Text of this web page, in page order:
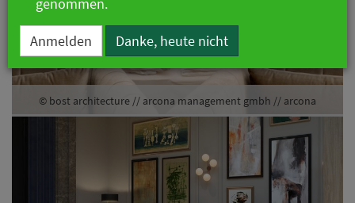
// arcona
Anmelden Danke, heute nicht